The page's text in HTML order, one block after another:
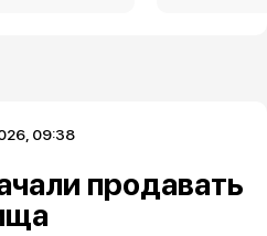
09:38
продавать